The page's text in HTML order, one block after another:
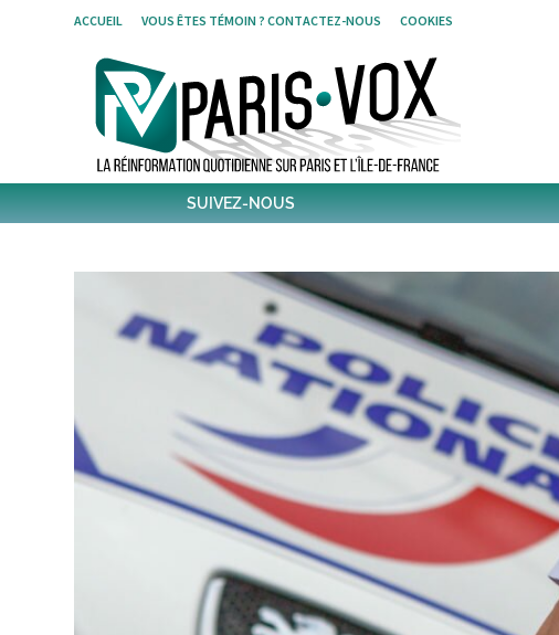
ACCUEIL VOUS ÊTES TÉMOIN ? CONTACTEZ-NOUS COOKIES
SUIVEZ-NOUS
6,541 Post